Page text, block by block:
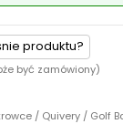
produktu?
być zamówiony)
/ Quivery / Golf